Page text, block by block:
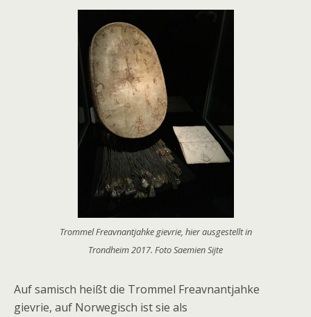
Trommel Freavnantjahke gievrie, hier ausgestellt in
Trondheim 2017. Foto Saemien Sijte
Auf samisch heißt die Trommel Freavnantjahke
gievrie, auf Norwegisch ist sie als